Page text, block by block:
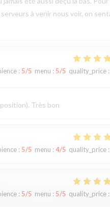
à venir nous voir, on
: 5/5 menu : 5/5 quality_price:
Très bon
: 5/5 menu : 4/5 quality_price:
: 5/5 menu : 5/5 quality_price: